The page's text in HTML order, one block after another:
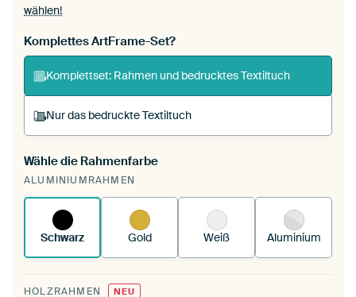
wählen!
Komplettes ArtFrame-Set?
Komplettset: Rahmen und bedrucktes Textiltuch
Nur das bedruckte Textiltuch
Du spannst einen wechselbaren Textiltuch in
deinen vorhandenen ArtFrame™.
funktioniert es.
Wähle die Rahmenfarbe
ALUMINIUMRAHMEN
Schwarz Gold Weiß Aluminium
HOLZRAHMEN NEU